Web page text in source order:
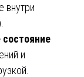
внутри
и